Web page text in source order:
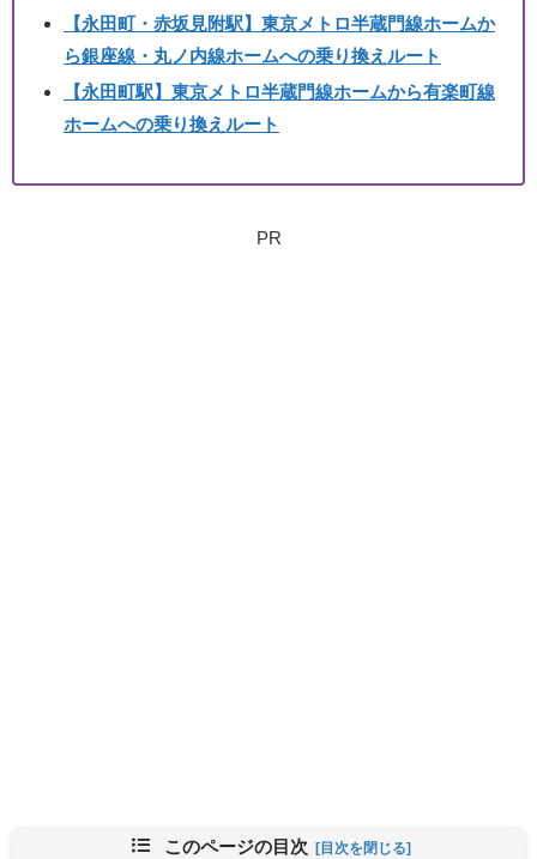
【永田町・赤坂見附駅】東京メトロ半蔵門線ホームか
ら銀座線・丸ノ内線ホームへの乗り換えルート
【永田町駅】東京メトロ半蔵門線ホームから有楽町線
ホームへの乗り換えルート
PR
このページの目次